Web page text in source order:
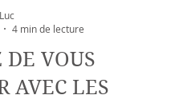
DE VOUS
AVEC LES
4 min de lecture